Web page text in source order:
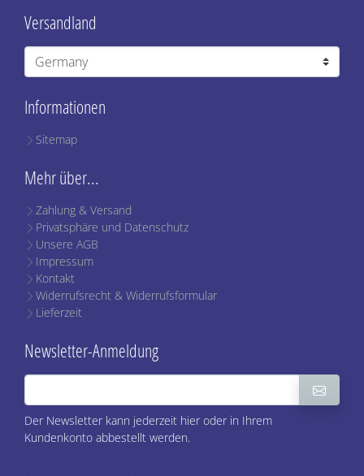
Informationen
Sitemap
Mehr über...
Zahlung & Versand
Privatsphäre und Datenschutz
Unsere AGB
Impressum
Kontakt
Widerrufsrecht & Widerrufsformular
Lieferzeit
Versandland
Newsletter-Anmeldung
Der Newsletter kann jederzeit hier oder in Ihrem
Kundenkonto abbestellt werden.